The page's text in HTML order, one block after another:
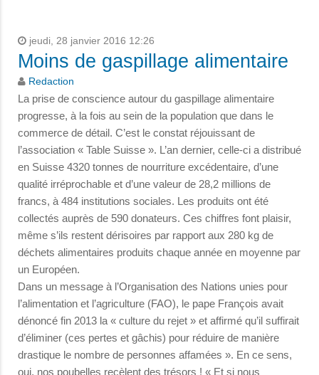
jeudi, 28 janvier 2016 12:26
Moins de gaspillage alimentaire
Redaction
La prise de conscience autour du gaspillage alimentaire
progresse, à la fois au sein de la population que dans le
commerce de détail. C’est le constat réjouissant de
l’association « Table Suisse ». L’an dernier, celle-ci a distribué
en Suisse 4320 tonnes de nourriture excédentaire, d’une
qualité irréprochable et d’une valeur de 28,2 millions de
francs, à 484 institutions sociales. Les produits ont été
collectés auprès de 590 donateurs. Ces chiffres font plaisir,
même s’ils restent dérisoires par rapport aux 280 kg de
déchets alimentaires produits chaque année en moyenne par
un Européen.
Dans un message à l’Organisation des Nations unies pour
l’alimentation et l’agriculture (FAO), le pape François avait
dénoncé fin 2013 la « culture du rejet » et affirmé qu’il suffirait
d’éliminer (ces pertes et gâchis) pour réduire de manière
drastique le nombre de personnes affamées ». En ce sens,
oui, nos poubelles recèlent des trésors ! « Et si nous